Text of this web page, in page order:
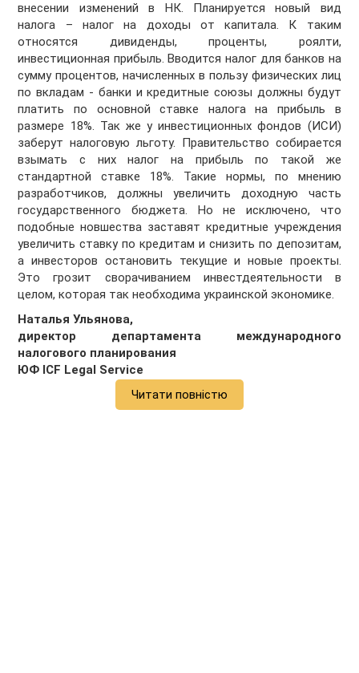
внесении изменений в НК. Планируется новый вид
налога – налог на доходы от капитала. К таким
относятся дивиденды, проценты, роялти,
инвестиционная прибыль. Вводится налог для банков на
сумму процентов, начисленных в пользу физических лиц
по вкладам - банки и кредитные союзы должны будут
платить по основной ставке налога на прибыль в
размере 18%. Так же у инвестиционных фондов (ИСИ)
заберут налоговую льготу. Правительство собирается
взымать с них налог на прибыль по такой же
стандартной ставке 18%. Такие нормы, по мнению
разработчиков, должны увеличить доходную часть
государственного бюджета. Но не исключено, что
подобные новшества заставят кредитные учреждения
увеличить ставку по кредитам и снизить по депозитам,
а инвесторов остановить текущие и новые проекты.
Это грозит сворачиванием инвестдеятельности в
целом, которая так необходима украинской экономике.
Наталья Ульянова,
директор департамента международного
налогового планирования
ЮФ ICF Legal Service
Читати повністю